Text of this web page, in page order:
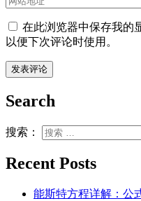
在此浏览器中保存我的
以便下次评论时使用。
Search
搜索：
Recent Posts
能斯特方程详解：公